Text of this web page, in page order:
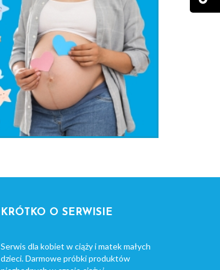
KRÓTKO O SERWISIE
Serwis dla kobiet w ciąży i matek małych
dzieci. Darmowe próbki produktów